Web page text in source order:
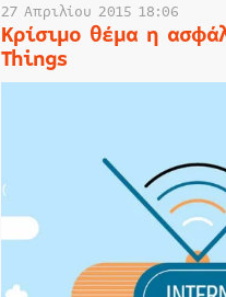
27 Απριλίου 2015 18:06
Κρίσιμο θέμα η
Things